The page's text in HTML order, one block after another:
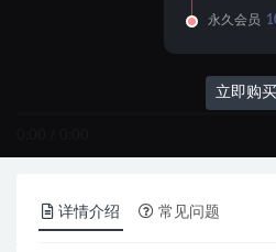
永久会员
立即购买
详情介绍 常见问题